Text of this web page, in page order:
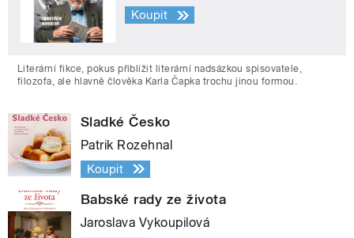
Koupit
Literární fikce, pokus přiblížit literární nadsázkou spisovatele,
filozofa, ale hlavně člověka Karla Čapka trochu jinou formou.
Sladké Česko
Patrik Rozehnal
Koupit
Babské rady ze života
Jaroslava Vykoupilová